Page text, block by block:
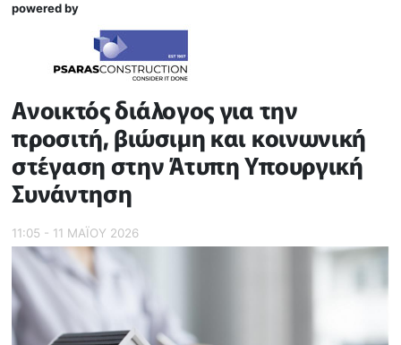
powered by
Ανοικτός διάλογος για την
προσιτή, βιώσιμη και κοινωνική
στέγαση στην Άτυπη Υπουργική
Συνάντηση
11:05 - 11 ΜΑΪ́ΟΥ 2026